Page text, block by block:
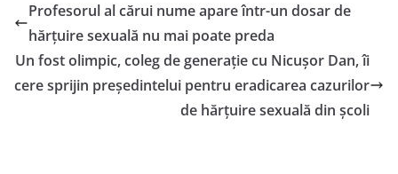
Profesorul al cărui nume apare într-un dosar de
hărțuire sexuală nu mai poate preda
Un fost olimpic, coleg de generație cu Nicușor Dan, îi
cere sprijin președintelui pentru eradicarea cazurilor
de hărțuire sexuală din școli